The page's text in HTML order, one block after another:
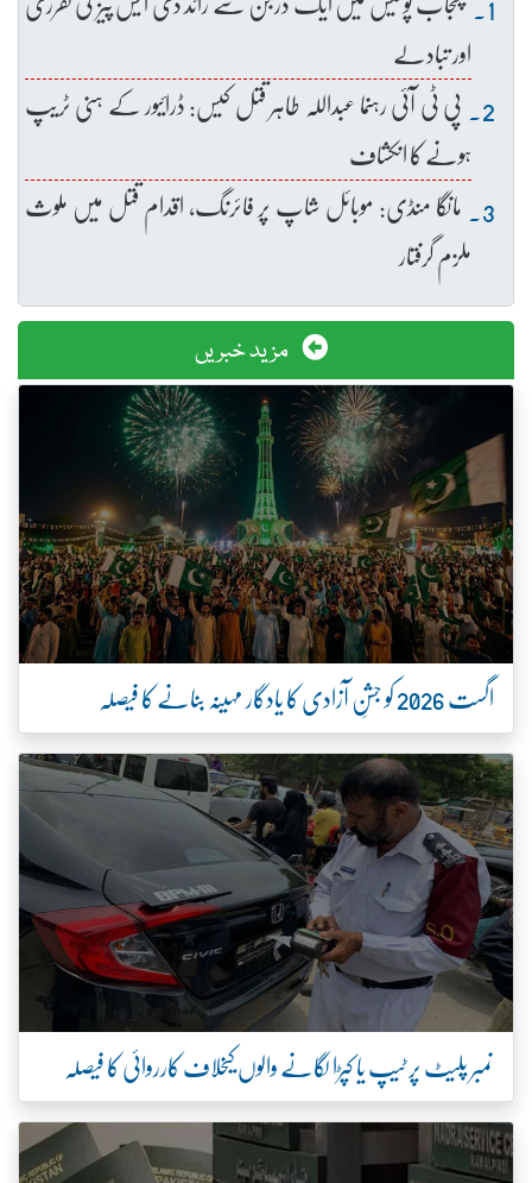
اور تبادلے
پی ٹی آئی رہنما عبداللہ طاہر قتل کیس: ڈرائیور کے ہنی ٹریپ
ہونے کا انکشاف
مانگا منڈی: موبائل شاپ پر فائرنگ، اقدام قتل میں ملوث
ملزم گرفتار
مزید خبریں
اگست 2026 کو جشنِ آزادی کا یادگار مہینہ بنانے کا فیصلہ
نمبر پلیٹ پر ٹیپ یا کپڑا لگانے والوں کیخلاف کارروائی کا فیصلہ